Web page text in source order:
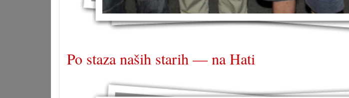
Po staza naših starih — na Hati